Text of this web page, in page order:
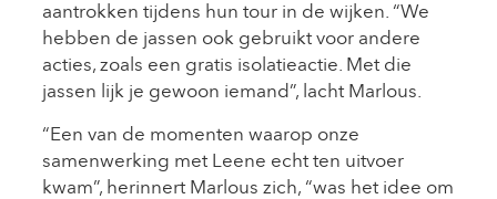
aantrokken tijdens hun tour in de wijken. “We
hebben de jassen ook gebruikt voor andere
acties, zoals een gratis isolatieactie. Met die
jassen lijk je gewoon iemand”, lacht Marlous.
“Een van de momenten waarop onze
samenwerking met Leene echt ten uitvoer
kwam”, herinnert Marlous zich, “was het idee om